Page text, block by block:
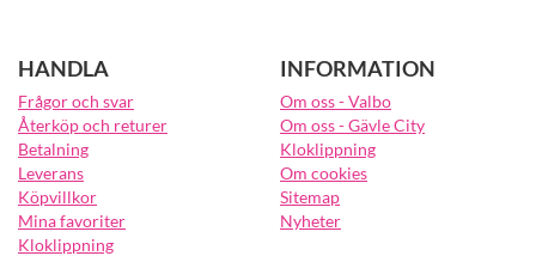
HANDLA
Frågor och svar
Återköp och returer
Betalning
Leverans
Köpvillkor
Mina favoriter
Kloklippning
INFORMATION
Om oss - Valbo
Om oss - Gävle City
Kloklippning
Om cookies
Sitemap
Nyheter